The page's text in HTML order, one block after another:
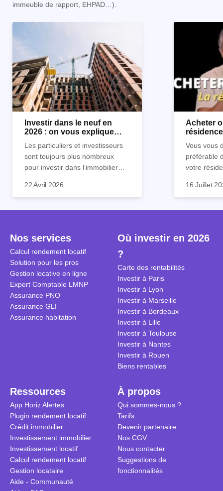
immeuble de rapport, EHPAD…).
Investir dans le neuf en
2026 : on vous explique
Les particuliers et investisseurs
sont toujours plus nombreux
pour investir dans l’immobilier
nombreux avantages à choisir ce
expliquons tout dans cet article.
22 Avril 2026
Acheter
Vous vous
préférable
votre
pour
la règle
secondes
fenêtres"
sécuriser
16 Juillet
Nos services
Calcul rendement locatif
Solution pour les pros
Gestion locative en ligne
Expert Comptable LMNP
Assurance PNO
Assurance GLI
Assurance habitation
Où investir en 2026
?
Carte des rentabilités
Investir à Paris
Investir à Lyon
Investir à Marseille
Investir à Bordeaux
Investir à Lille
Investir à Toulouse
Investir à Nantes
Investir à Rouen
Biens rentables
Ressources
App Horiz Alertes
Plugin rendement locatif
Crédit immobilier
Investissement immobilier
Investissement locatif
Calcul rendement locatif
Gestion locataire
Aide - Communauté
À propos
Qui sommes-nous ?
Tarifs
Devenir partenaire
Nos CGV
Nous contacter
Suggestions de
fonctionnalités